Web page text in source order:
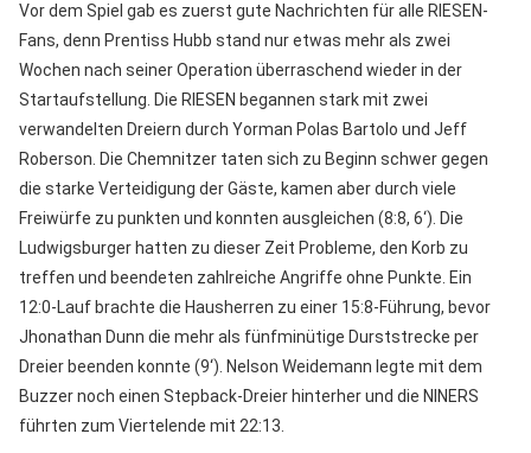
Vor dem Spiel gab es zuerst gute Nachrichten für alle RIESEN-
Fans, denn Prentiss Hubb stand nur etwas mehr als zwei
Wochen nach seiner Operation überraschend wieder in der
Startaufstellung. Die RIESEN begannen stark mit zwei
verwandelten Dreiern durch Yorman Polas Bartolo und Jeff
Roberson. Die Chemnitzer taten sich zu Beginn schwer gegen
die starke Verteidigung der Gäste, kamen aber durch viele
Freiwürfe zu punkten und konnten ausgleichen (8:8, 6‘). Die
Ludwigsburger hatten zu dieser Zeit Probleme, den Korb zu
treffen und beendeten zahlreiche Angriffe ohne Punkte. Ein
12:0-Lauf brachte die Hausherren zu einer 15:8-Führung, bevor
Jhonathan Dunn die mehr als fünfminütige Durststrecke per
Dreier beenden konnte (9‘). Nelson Weidemann legte mit dem
Buzzer noch einen Stepback-Dreier hinterher und die NINERS
führten zum Viertelende mit 22:13.